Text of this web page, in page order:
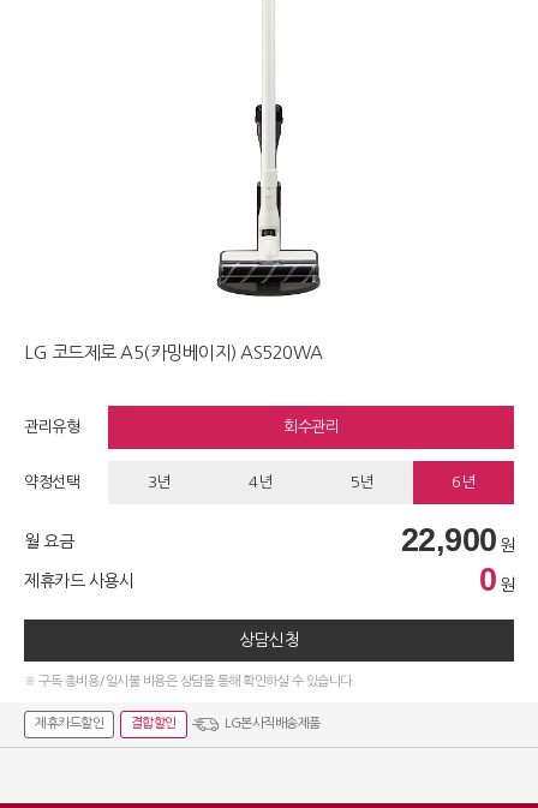
LG 코드제로 A5(카밍베이지) AS520WA
관리유형 회수관리
약정선택 3년 4년 5년 6년
월 요금 22,900 원
제휴카드 사용시 0 원
상담신청
※ 구독 총비용/일시불 비용은 상담을 통해 확인하실 수 있습니다.
제휴카드할인 결합할인 LG본사직배송제품